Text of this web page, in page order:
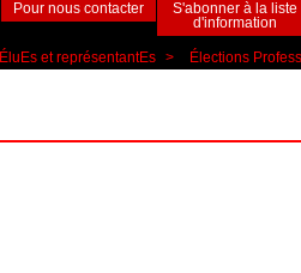
Pour nous contacter
S'abonner à la liste
d'information
ÉluEs et représentantEs > Élections